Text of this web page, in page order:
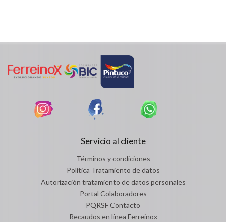
Servicio al cliente
Términos y condiciones
Política Tratamiento de datos
Autorización tratamiento de datos personales
Portal Colaboradores
PQRSF Contacto
Recaudos en línea Ferreinox